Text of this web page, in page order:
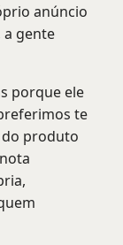
anúncio
gente
porque ele
te
produto